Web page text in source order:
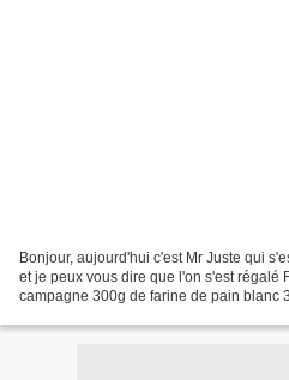
Bonjour, aujourd'hui c'est Mr Juste qui
et je peux vous dire que l'on s'est régalé
campagne 300g de farine de pain blanc